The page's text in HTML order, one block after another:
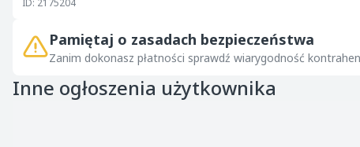
ID: 2175204
Pamiętaj o zasadach bezpieczeństwa
Zanim dokonasz płatności sprawdź wiarygodność
Inne ogłoszenia użytkownika